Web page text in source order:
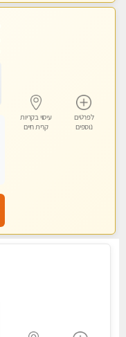
לפרטים
נוספים
עיסוי בקריות
קרית חיים